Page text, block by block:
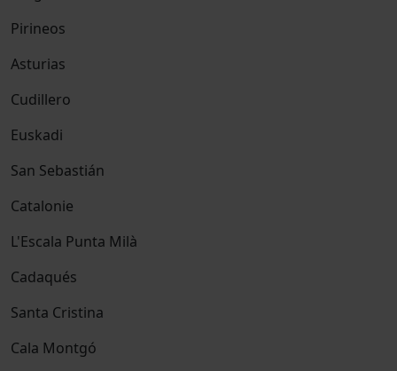
Pirineos
Asturias
Cudillero
Euskadi
San Sebastián
Catalonie
L'Escala Punta Milà
Cadaqués
Santa Cristina
Cala Montgó